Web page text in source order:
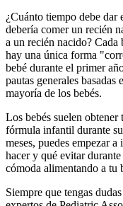
¿Cuánto tiempo debe dar
debería comer un recién
a un recién nacido?
hay una única forma
bebé durante el primer
pautas generales
mayoría de los bebés.
Los bebés suelen
fórmula infantil durante
meses, puedes empezar
hacer y qué evitar
cómoda alimentando a tu
Siempre que tengas